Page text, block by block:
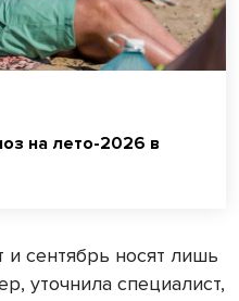
на лето-2026 в
сентябрь носят лишь
уточнила специалист,